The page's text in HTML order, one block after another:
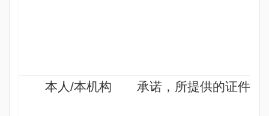
本人/本机构 承诺，所提供的证件材